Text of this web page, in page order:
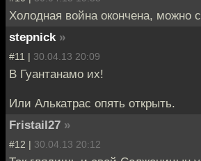
Холодная война окончена, можно
stepnick »
#11 | 30.04.13 20:09
В Гуантанамо их!
Или Алькатрас опять открыть.
Fristail27 »
#12 | 30.04.13 20:12